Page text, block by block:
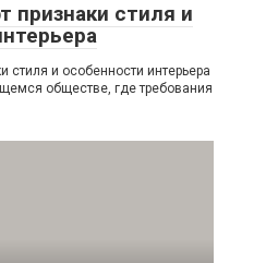
признаки стиля и
стиля и особенности интерьера
обществе, где требования